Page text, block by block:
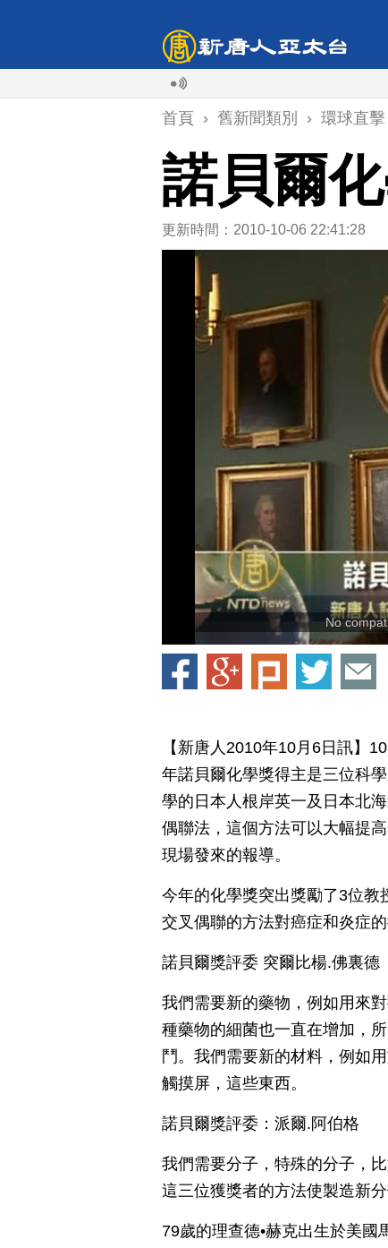
首頁 › 舊新聞類別 › 環球直擊
諾貝爾
更新時間：2010-10-06 22:41:28
No
【新唐人2010年10月6日訊】
年諾貝爾化學獎得主是三位科
學的日本人根岸英一及日本北
偶聯法，這個方法可以大幅提
現場發來的報導。
今年的化學獎突出獎勵了3位
交叉偶聯的方法對癌症和炎症
諾貝爾獎評委 突爾比楊.佛裏德
我們需要新的藥物，例如用來
種藥物的細菌也一直在增加，
鬥。我們需要新的材料，例如
觸摸屏，這些東西。
諾貝爾獎評委：派爾.阿伯格
我們需要分子，特殊的分子，
這三位獲獎者的方法使製造新
79歲的理查德•赫克出生於美